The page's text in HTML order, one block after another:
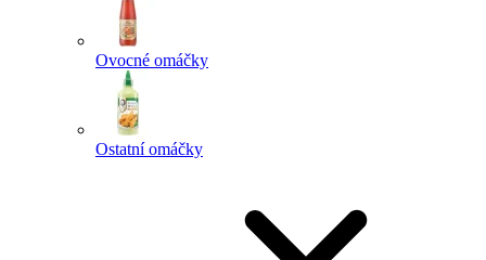
Ovocné omáčky
Ostatní omáčky